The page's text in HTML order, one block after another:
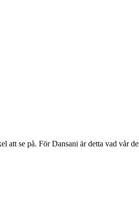
att se på. För Dansani är detta vad vår